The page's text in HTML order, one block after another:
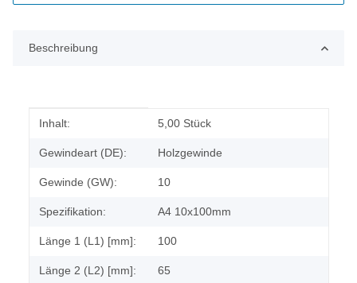
Beschreibung
Produkteigenschaft
Wert
Inhalt: 5,00 Stück
Gewindeart (DE): Holzgewinde
Gewinde (GW): 10
Spezifikation: A4 10x100mm
Länge 1 (L1) [mm]: 100
Länge 2 (L2) [mm]: 65